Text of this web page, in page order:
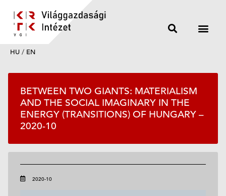
HU / EN
BETWEEN TWO GIANTS: MATERIALISM
AND THE SOCIAL IMAGINARY IN THE
ENERGY (TRANSITIONS) OF HUNGARY –
2020-10
2020-10